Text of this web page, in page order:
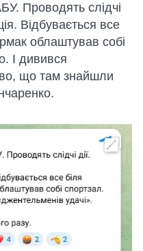
Проводять слідчі
Відбувається все
облаштував собі
І дивився
що там знайшли